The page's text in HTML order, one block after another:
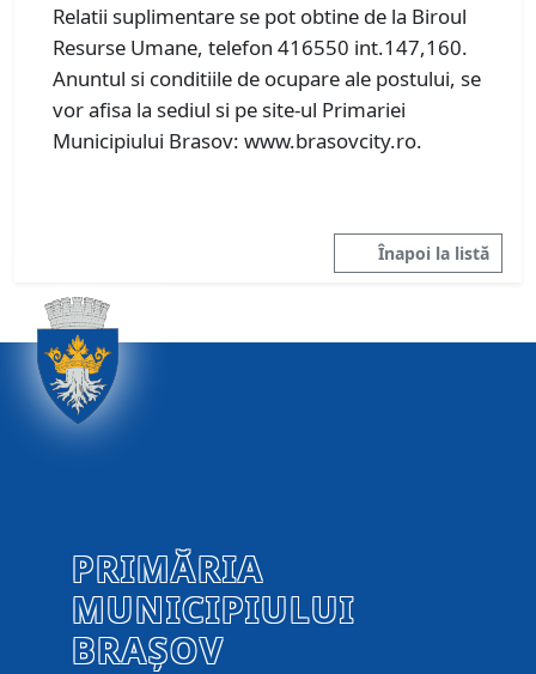
Relatii suplimentare se pot obtine de la Biroul
Resurse Umane, telefon 416550 int.147,160.
Anuntul si conditiile de ocupare ale postului, se
vor afisa la sediul si pe site-ul Primariei
Municipiului Brasov: www.brasovcity.ro.
Înapoi la listă
PRIMĂRIA
MUNICIPIULUI
BRAȘOV